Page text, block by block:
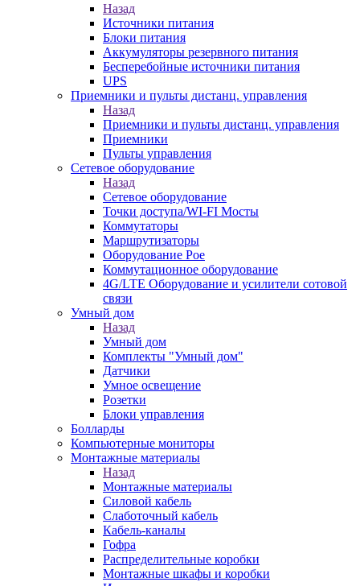
Назад
Источники питания
Блоки питания
Аккумуляторы резервного питания
Бесперебойные источники питания
UPS
Приемники и пульты дистанц. управления
Назад
Приемники и пульты дистанц. управления
Приемники
Пульты управления
Сетевое оборудование
Назад
Сетевое оборудование
Точки доступа/WI-FI Мосты
Коммутаторы
Маршрутизаторы
Оборудование Poe
Коммутационное оборудование
4G/LTE Оборудование и усилители сотовой
связи
Умный дом
Назад
Умный дом
Комплекты "Умный дом"
Датчики
Умное освещение
Розетки
Блоки управления
Болларды
Компьютерные мониторы
Монтажные материалы
Назад
Монтажные материалы
Силовой кабель
Слаботочный кабель
Кабель-каналы
Гофра
Распределительные коробки
Монтажные шкафы и коробки